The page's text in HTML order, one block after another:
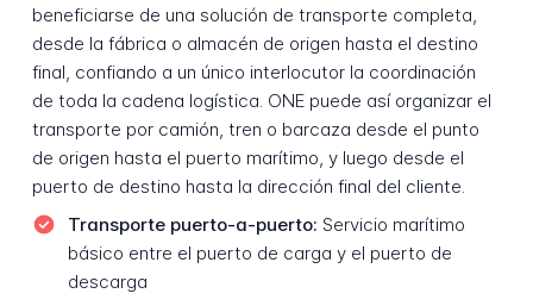
beneficiarse de una solución de transporte completa,
desde la fábrica o almacén de origen hasta el destino
final, confiando a un único interlocutor la coordinación
de toda la cadena logística. ONE puede así organizar el
transporte por camión, tren o barcaza desde el punto
de origen hasta el puerto marítimo, y luego desde el
puerto de destino hasta la dirección final del cliente.
Transporte puerto-a-puerto: Servicio marítimo
básico entre el puerto de carga y el puerto de
descarga